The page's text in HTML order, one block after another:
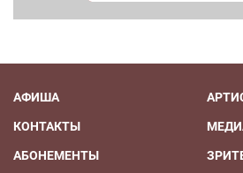
АФИША
КОНТАКТЫ
АБОНЕМЕНТЫ